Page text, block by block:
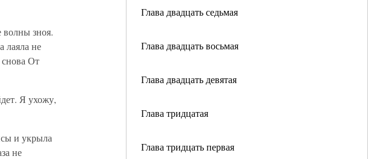
Глава двадцать седьмая
Глава двадцать восьмая
Глава двадцать девятая
Глава тридцатая
Глава тридцать первая
волны зноя.
лаяла не
снова От
Я ухожу,
и укрыла
не